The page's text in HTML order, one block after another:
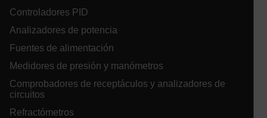
Controladores PID
Analizadores de potencia
Fuentes de alimentación
Medidores de presión y manómetros
Comprobadores de receptáculos y analizadores de
circuitos
Refractómetros
cart_products_oids
cart_products_skus
cashrun_session_id